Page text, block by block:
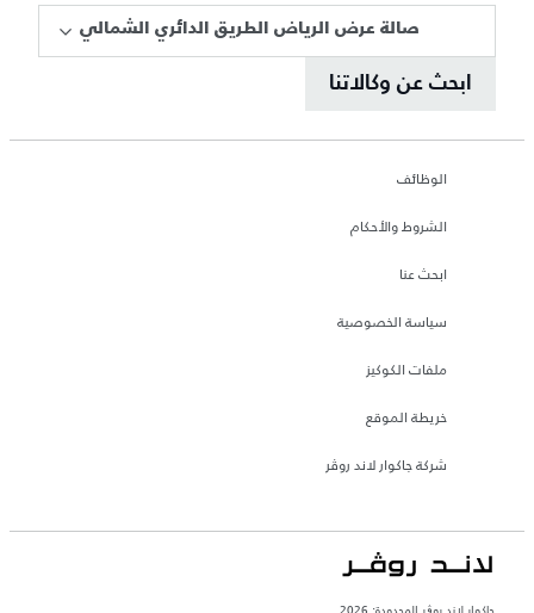
صالة عرض الرياض الطريق الدائري الشمالي
ابحث عن وكالاتنا
الوظائف
الشروط والأحكام
ابحث عنا
سياسة الخصوصية
ملفات الكوكيز
خريطة الموقع
شركة جاكوار لاند روڤر